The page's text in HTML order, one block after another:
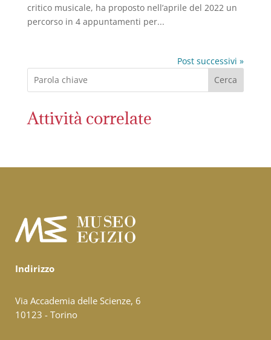
critico musicale, ha proposto nell’aprile del 2022 un
percorso in 4 appuntamenti per...
Post successivi »
Cerca
Attività correlate
Indirizzo
Via Accademia delle Scienze, 6
10123 - Torino